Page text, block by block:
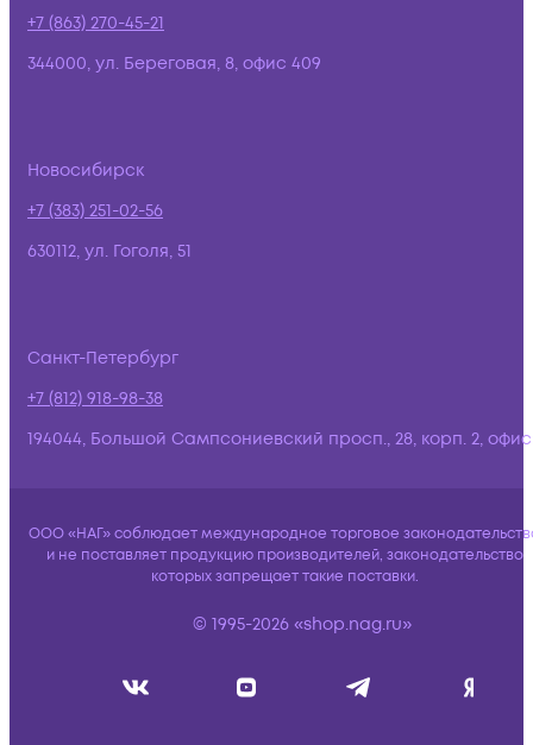
+7 (863) 270-45-21
344000, ул. Береговая, 8, офис 409
Новосибирск
+7 (383) 251-02-56
630112, ул. Гоголя, 51
Санкт-Петербург
+7 (812) 918-98-38
194044, Большой Сампсониевский просп., 28, корп. 2,
ООО «НАГ» соблюдает международное торговое
и не поставляет продукцию производителей, законодательство
которых запрещает такие поставки.
© 1995-2026 «shop.nag.ru»